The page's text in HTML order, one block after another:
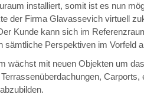
installiert, somit ist es nun
der Firma Glavassevich virtuell
Kunde kann sich im
sämtliche Perspektiven im Vorfeld
wächst mit neuen Objekten um
Carports,